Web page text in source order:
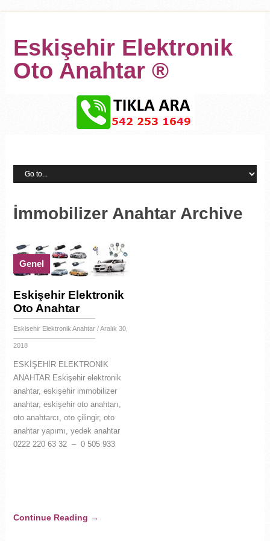
Eskişehir Elektronik
Oto Anahtar ®
İmmobilizer Anahtar Archive
Genel
Eskişehir Elektronik
Oto Anahtar
Eskisehir Elektronik Anahtar/ Aralık 30,
2018
ESKİŞEHİR ELEKTRONİK
ANAHTAR Eskişehir elektronik
anahtar, eskişehir immobilizer
anahtar, eskişehir oto anahtarı,
oto anahtarcı, oto çilingir, oto
anahtar yapımı, yedek anahtar
0222 220 63 32 – 0 505 933
Continue Reading →